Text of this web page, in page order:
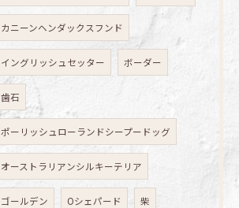
カニーンヘンダックスフンド
イングリッシュセッター ボーダー
歯石
ポーリッシュローランドシープードッグ
オーストラリアンシルキーテリア
ゴールデン Oシェパード 柴